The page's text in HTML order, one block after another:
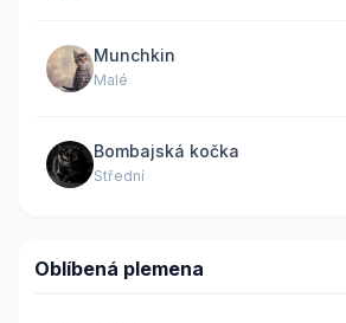
Munchkin
Malé
Bombajská kočka
Střední
Oblíbená plemena